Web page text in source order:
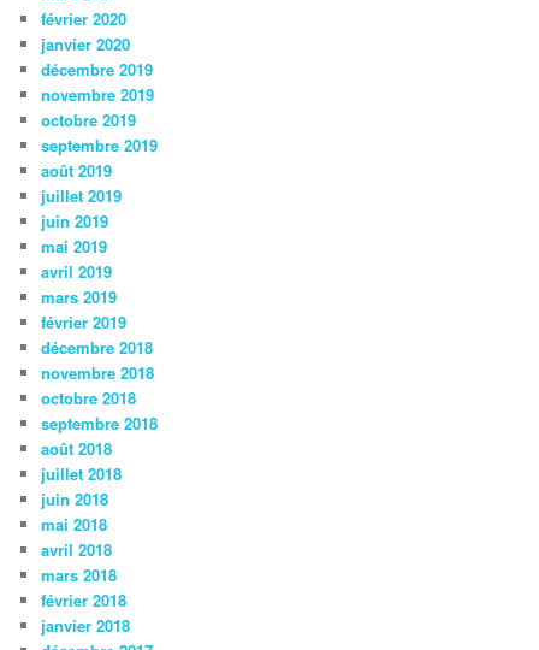
février 2020
janvier 2020
décembre 2019
novembre 2019
octobre 2019
septembre 2019
août 2019
juillet 2019
juin 2019
mai 2019
avril 2019
mars 2019
février 2019
décembre 2018
novembre 2018
octobre 2018
septembre 2018
août 2018
juillet 2018
juin 2018
mai 2018
avril 2018
mars 2018
février 2018
janvier 2018